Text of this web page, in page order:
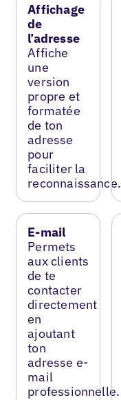
Affichage
de
l’adresse
Affiche
une
version
propre et
formatée
de ton
adresse
pour
faciliter la
reconnaissance.
E-mail
Permets
aux clients
de te
contacter
directement
en
ajoutant
ton
adresse e-
mail
professionnelle.